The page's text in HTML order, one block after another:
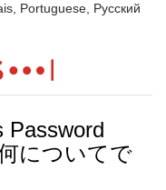
Portuguese Русский
Password
についてで